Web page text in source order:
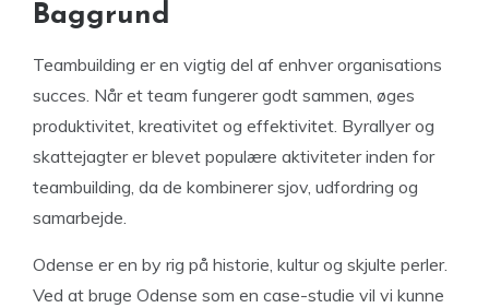
Baggrund
Teambuilding er en vigtig del af enhver organisations
succes. Når et team fungerer godt sammen, øges
produktivitet, kreativitet og effektivitet. Byrallyer og
skattejagter er blevet populære aktiviteter inden for
teambuilding, da de kombinerer sjov, udfordring og
samarbejde.
Odense er en by rig på historie, kultur og skjulte perler.
Ved at bruge Odense som en case-studie vil vi kunne